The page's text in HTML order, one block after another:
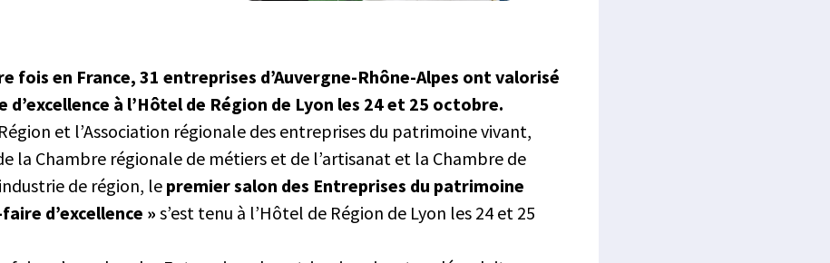
fois en France, 31 entreprises d’Auvergne-Rhône-Alpes ont valorisé
à l’Hôtel de Région de Lyon les 24 et 25 octobre.
et l’Association régionale des entreprises du patrimoine vivant,
la Chambre régionale de métiers et de l’artisanat et la Chambre de
de région, le premier salon des Entreprises du patrimoine
d’excellence » s’est tenu à l’Hôtel de Région de Lyon les 24 et 25